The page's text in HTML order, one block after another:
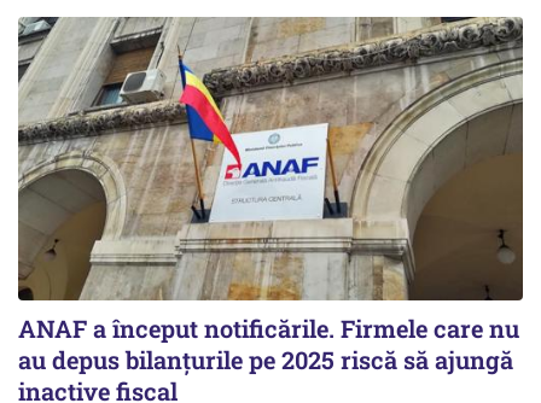
ANAF a început notificările. Firmele care nu
au depus bilanțurile pe 2025 riscă să ajungă
inactive fiscal